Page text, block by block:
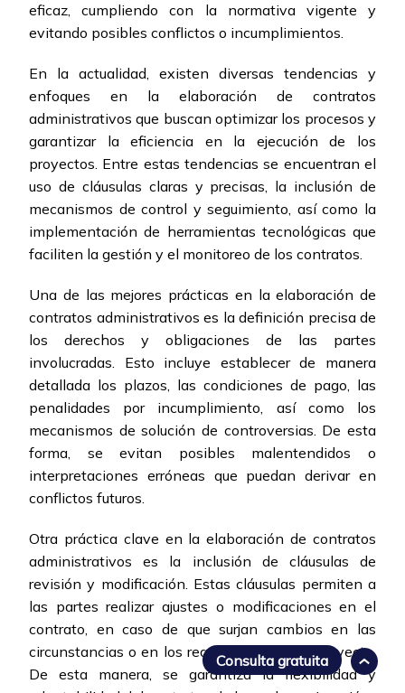
eficaz, cumpliendo con la normativa vigente y
evitando posibles conflictos o incumplimientos.
En la actualidad, existen diversas tendencias y
enfoques en la elaboración de contratos
administrativos que buscan optimizar los procesos y
garantizar la eficiencia en la ejecución de los
proyectos. Entre estas tendencias se encuentran el
uso de cláusulas claras y precisas, la inclusión de
mecanismos de control y seguimiento, así como la
implementación de herramientas tecnológicas que
faciliten la gestión y el monitoreo de los contratos.
Una de las mejores prácticas en la elaboración de
contratos administrativos es la definición precisa de
los derechos y obligaciones de las partes
involucradas. Esto incluye establecer de manera
detallada los plazos, las condiciones de pago, las
penalidades por incumplimiento, así como los
mecanismos de solución de controversias. De esta
forma, se evitan posibles malentendidos o
interpretaciones erróneas que puedan derivar en
conflictos futuros.
Otra práctica clave en la elaboración de contratos
administrativos es la inclusión de cláusulas de
revisión y modificación. Estas cláusulas permiten a
las partes realizar ajustes o modificaciones en el
contrato, en caso de que surjan cambios en las
circunstancias o en los requerimientos del proyecto.
De esta manera, se garantiza la flexibilidad y
Consulta gratuita